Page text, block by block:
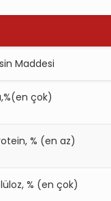
Maddesi
çok)
% (en az)
% (en çok)